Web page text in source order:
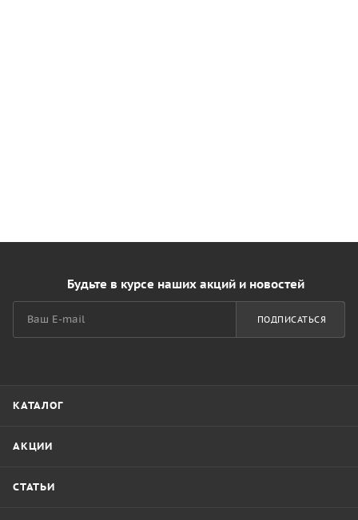
Будьте в курсе наших акций и новостей
ПОДПИСАТЬСЯ
КАТАЛОГ
АКЦИИ
СТАТЬИ